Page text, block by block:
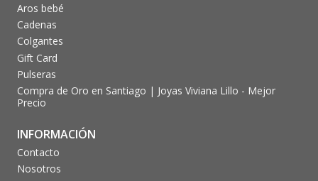
Aros bebé
Cadenas
Colgantes
Gift Card
Pulseras
Compra de Oro en Santiago | Joyas Viviana Lillo - Mejor
Precio
INFORMACIÓN
Contacto
Nosotros